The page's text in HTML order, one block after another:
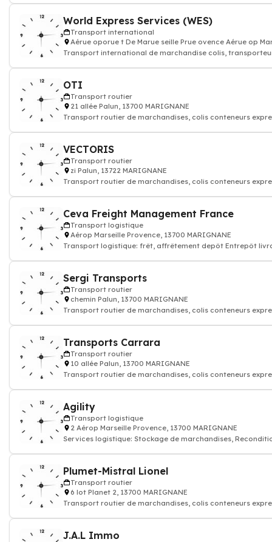
World Express Services (WES)
Transport international
Aérue oporue t De Marue seille Prue ovence Aérue op
Transport international de marchandise colis,
OTI
Transport routier
21 allée Palun, 13700 MARIGNANE
Transport routier de marchandises, colis conteneurs
VECTORIS
Transport routier
zi Palun, 13722 MARIGNANE
Transport routier de marchandises, colis conteneurs
Ceva Freight Management France
Transport logistique
Aérop Marseille Provence, 13700 MARIGNANE
Transport logistique: frêt, affrêtement depôt Entrepôt
Sergi Transports
Transport routier
chemin Palun, 13700 MARIGNANE
Transport routier de marchandises, colis conteneurs
Transports Carrara
Transport routier
10 allée Palun, 13700 MARIGNANE
Transport routier de marchandises, colis conteneurs
Agility
Transport logistique
2 Aérop Marseille Provence, 13700 MARIGNANE
Services logistique: Stockage de marchandises,
Plumet-Mistral Lionel
Transport routier
6 lot Planet 2, 13700 MARIGNANE
Transport routier de marchandises, colis conteneurs
J.A.L Immo